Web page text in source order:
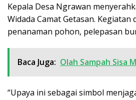
Kepala Desa Ngrawan
Widada Camat Getasan.
penanaman pohon, pelepasan
Baca Juga: Olah Sampah Sisa
“Upaya ini sebagai simbol